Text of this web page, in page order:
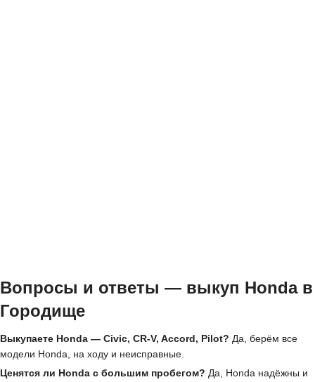
Вопросы и ответы — выкуп Honda в
Городище
Выкупаете Honda — Civic, CR-V, Accord, Pilot? Да, берём все
модели Honda, на ходу и неисправные.
Ценятся ли Honda с большим пробегом? Да, Honda надёжны и